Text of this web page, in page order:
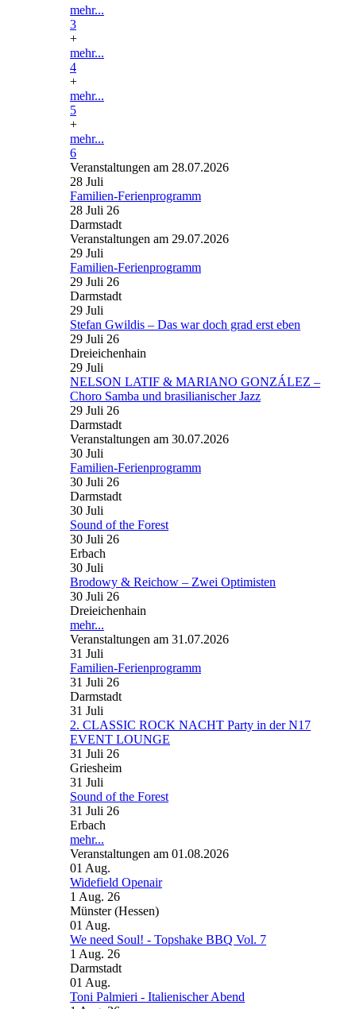
mehr...
3
+
mehr...
4
+
mehr...
5
+
mehr...
6
Veranstaltungen am 28.07.2026
28 Juli
Familien-Ferienprogramm
28 Juli 26
Darmstadt
Veranstaltungen am 29.07.2026
29 Juli
Familien-Ferienprogramm
29 Juli 26
Darmstadt
29 Juli
Stefan Gwildis – Das war doch grad erst eben
29 Juli 26
Dreieichenhain
29 Juli
NELSON LATIF & MARIANO GONZÁLEZ –
Choro Samba und brasilianischer Jazz
29 Juli 26
Darmstadt
Veranstaltungen am 30.07.2026
30 Juli
Familien-Ferienprogramm
30 Juli 26
Darmstadt
30 Juli
Sound of the Forest
30 Juli 26
Erbach
30 Juli
Brodowy & Reichow – Zwei Optimisten
30 Juli 26
Dreieichenhain
mehr...
Veranstaltungen am 31.07.2026
31 Juli
Familien-Ferienprogramm
31 Juli 26
Darmstadt
31 Juli
2. CLASSIC ROCK NACHT Party in der N17
EVENT LOUNGE
31 Juli 26
Griesheim
31 Juli
Sound of the Forest
31 Juli 26
Erbach
mehr...
Veranstaltungen am 01.08.2026
01 Aug.
Widefield Openair
1 Aug. 26
Münster (Hessen)
01 Aug.
We need Soul! - Topshake BBQ Vol. 7
1 Aug. 26
Darmstadt
01 Aug.
Toni Palmieri - Italienischer Abend